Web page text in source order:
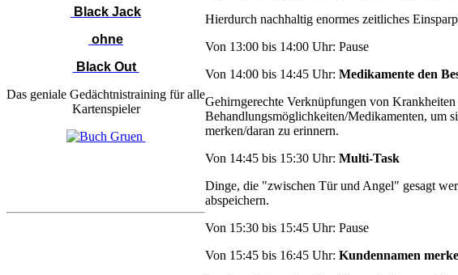
Hierdurch nachhaltig enormes zeitliches
Von 13:00 bis 14:00 Uhr: Pause
Von 14:00 bis 14:45 Uhr: Medikamente den
Gehirngerechte Verknüpfungen von Krankheiten
Behandlungsmöglichkeiten/Medikamenten, um
merken/daran zu erinnern.
Von 14:45 bis 15:30 Uhr: Multi-Task
Dinge, die "zwischen Tür und Angel" gesagt
abspeichern.
Von 15:30 bis 15:45 Uhr: Pause
Von 15:45 bis 16:45 Uhr: Kundennamen
Black Jack
ohne
Black Out
Das geniale Gedächtnistraining für alle
Kartenspieler